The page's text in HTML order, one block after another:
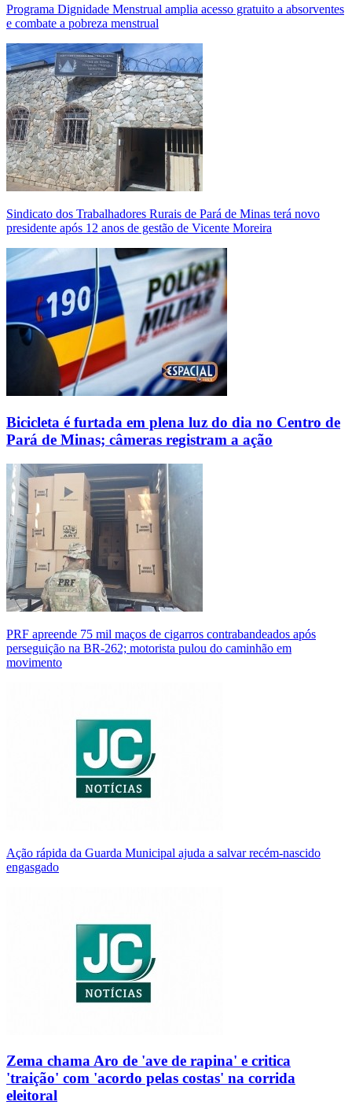
Programa Dignidade Menstrual amplia acesso gratuito a absorventes
e combate a pobreza menstrual
Sindicato dos Trabalhadores Rurais de Pará de Minas terá novo
presidente após 12 anos de gestão de Vicente Moreira
Bicicleta é furtada em plena luz do dia no Centro de
Pará de Minas; câmeras registram a ação
PRF apreende 75 mil maços de cigarros contrabandeados após
perseguição na BR-262; motorista pulou do caminhão em
movimento
Ação rápida da Guarda Municipal ajuda a salvar recém-nascido
engasgado
Zema chama Aro de 'ave de rapina' e critica
'traição' com 'acordo pelas costas' na corrida
eleitoral